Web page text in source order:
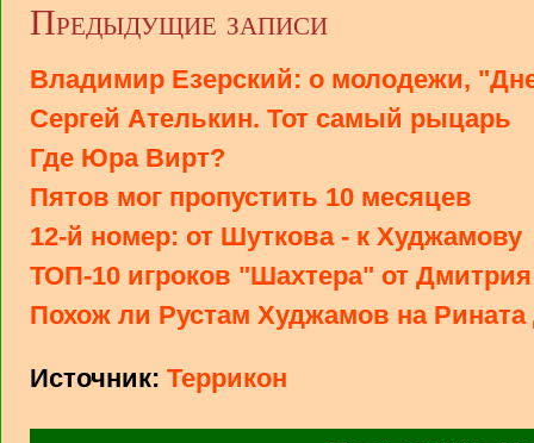
Предыдущие записи
Владимир Езерский: о молодежи,
Сергей Ателькин. Тот самый рыцарь
Где Юра Вирт?
Пятов мог пропустить 10 месяцев
12-й номер: от Шуткова - к Худжамову
ТОП-10 игроков "Шахтера" от
Похож ли Рустам Худжамов на Рината
Источник: Террикон